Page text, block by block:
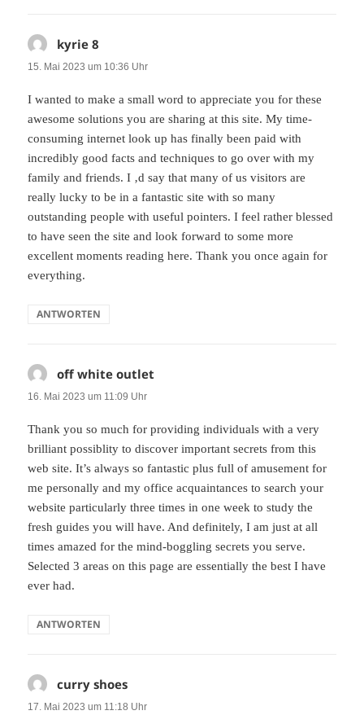
kyrie 8
15. Mai 2023 um 10:36 Uhr
I wanted to make a small word to appreciate you for these
awesome solutions you are sharing at this site. My time-
consuming internet look up has finally been paid with
incredibly good facts and techniques to go over with my
family and friends. I ‚d say that many of us visitors are
really lucky to be in a fantastic site with so many
outstanding people with useful pointers. I feel rather blessed
to have seen the site and look forward to some more
excellent moments reading here. Thank you once again for
everything.
ANTWORTEN
off white outlet
16. Mai 2023 um 11:09 Uhr
Thank you so much for providing individuals with a very
brilliant possiblity to discover important secrets from this
web site. It’s always so fantastic plus full of amusement for
me personally and my office acquaintances to search your
website particularly three times in one week to study the
fresh guides you will have. And definitely, I am just at all
times amazed for the mind-boggling secrets you serve.
Selected 3 areas on this page are essentially the best I have
ever had.
ANTWORTEN
curry shoes
17. Mai 2023 um 11:18 Uhr